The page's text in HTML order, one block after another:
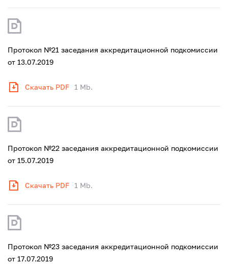
Протокол №21 заседания аккредитационной подкомиссии
от 13.07.2019
Скачать PDF 1 Mb.
Протокол №22 заседания аккредитационной подкомиссии
от 15.07.2019
Скачать PDF 1 Mb.
Протокол №23 заседания аккредитационной подкомиссии
от 17.07.2019